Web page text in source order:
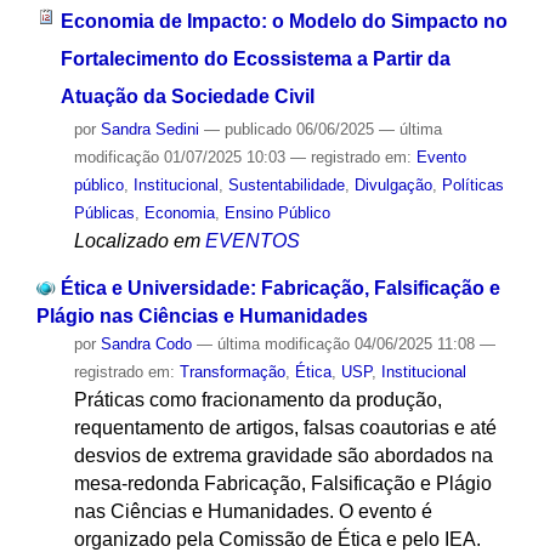
Economia de Impacto: o Modelo do Simpacto no
Fortalecimento do Ecossistema a Partir da
Atuação da Sociedade Civil
por Sandra Sedini — publicado06/06/2025 — última
modificação01/07/2025 10:03 — registrado em: Evento
público, Institucional , Sustentabilidade, Divulgação, Políticas
Públicas, Economia, Ensino Público
Localizado em EVENTOS
Ética e Universidade: Fabricação, Falsificação e
Plágio nas Ciências e Humanidades
por Sandra Codo — última modificação04/06/2025 11:08 —
registrado em: Transformação, Ética, USP, Institucional
Práticas como fracionamento da produção,
requentamento de artigos, falsas coautorias e até
desvios de extrema gravidade são abordados na
mesa-redonda Fabricação, Falsificação e Plágio
nas Ciências e Humanidades. O evento é
organizado pela Comissão de Ética e pelo IEA.